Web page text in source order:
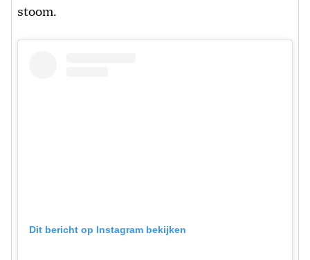
stoom.
Dit bericht op Instagram bekijken